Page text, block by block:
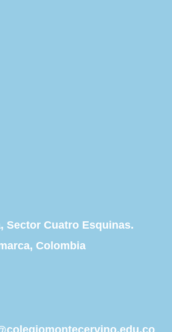
Sector Cuatro Esquinas.
Colombia